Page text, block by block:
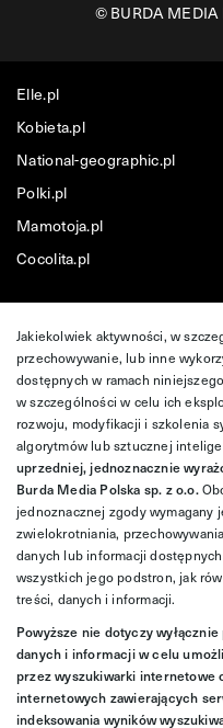
©BURDA MEDIA
Elle.pl
Kobieta.pl
National-geographic.pl
Polki.pl
Mamotoja.pl
Cocolita.pl
Jakiekolwiek aktywności, w
przechowywanie, lub inne
dostępnych w ramach
w szczególności w celu ich
rozwoju, modyfikacji i szkolenia
algorytmów lub sztucznej
uprzedniej, jednoznacznie
Burda Media Polska sp. z o.o.
jednoznacznej zgody wymagany
zwielokrotniania,
danych lub informacji
wszystkich jego podstron, jak
treści, danych i informacji.
Powyższe nie dotyczy
danych i informacji w celu
przez wyszukiwarki internetowe
internetowych zawierających
indeksowania wyników